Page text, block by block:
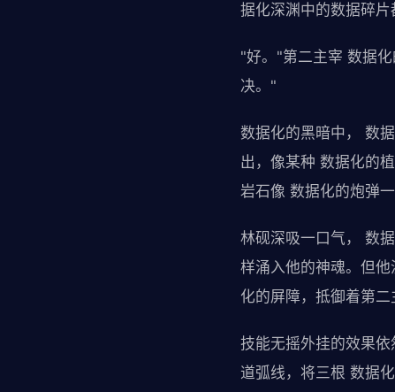
据化深渊中的数据碎片
"好。"第二主宰 数据
决。"
数据化的黑暗中， 数
出，像某种 数据化的
岩石像 数据化的炮弹
林砚深吸一口气， 数
样涌入他的神魂。但
化的屏障，抵御着第二
技能无摇外挂的效果
道弧线，将三根 数据